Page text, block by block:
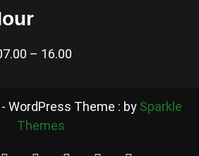
– 16.00
WordPress Theme : by Sparkle
Themes